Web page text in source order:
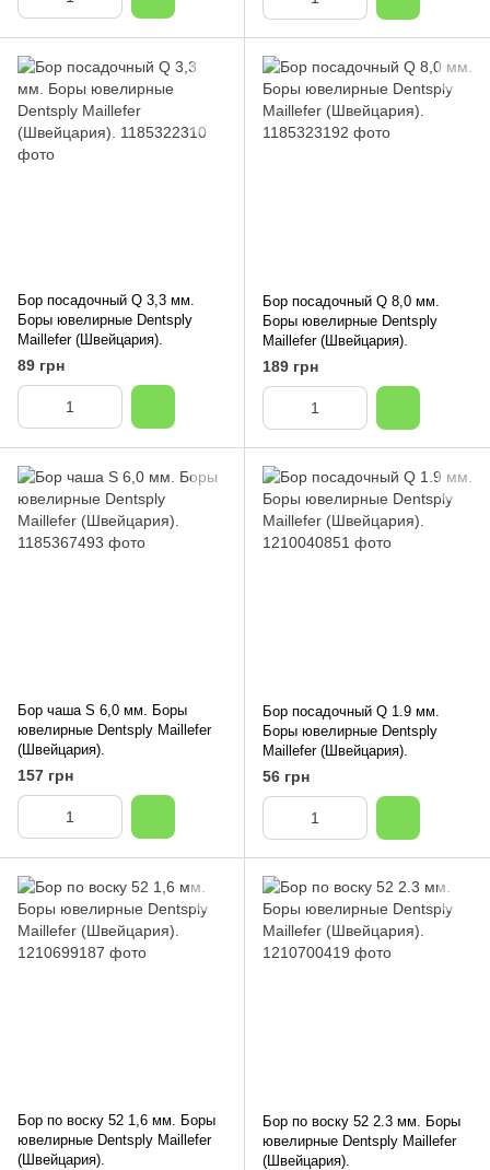
Бор посадочный Q 3,3 мм.
Боры ювелирные Dentsply
Maillefer (Швейцария).
89 грн
Бор посадочный Q 8,0 мм.
Боры ювелирные Dentsply
Maillefer (Швейцария).
189 грн
Бор чаша S 6,0 мм. Боры
ювелирные Dentsply Maillefer
(Швейцария).
157 грн
Бор посадочный Q 1.9 мм.
Боры ювелирные Dentsply
Maillefer (Швейцария).
56 грн
Бор по воску 52 1,6 мм. Боры
ювелирные Dentsply Maillefer
(Швейцария).
Бор по воску 52 2.3 мм. Боры
ювелирные Dentsply Maillefer
(Швейцария).